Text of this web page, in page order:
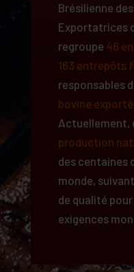
Brésilienne
Exportatrices
regroupe 46
163 entrepôts
responsables
bovine
Actuellement,
production
des centaines
monde,
de qualité
exigences